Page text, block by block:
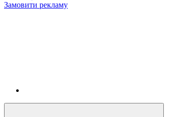
Замовити рекламу